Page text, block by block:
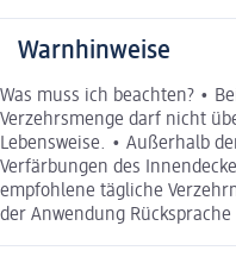
Warnhinweise
Was muss ich beachten? •
Verzehrsmenge darf nicht
Lebensweise. • Außerhalb
Verfärbungen des
empfohlene tägliche
der Anwendung